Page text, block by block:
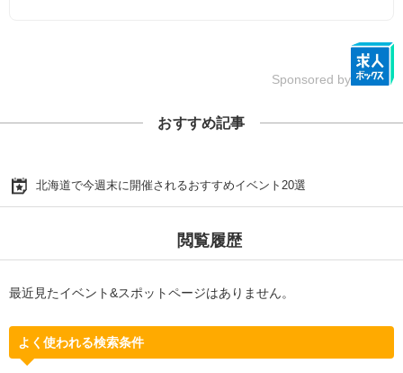
Sponsored by
おすすめ記事
北海道で今週末に開催されるおすすめイベント20選
閲覧履歴
最近見たイベント&スポットページはありません。
よく使われる検索条件